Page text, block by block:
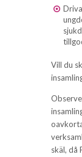
Driva
Vill du
skäl, då